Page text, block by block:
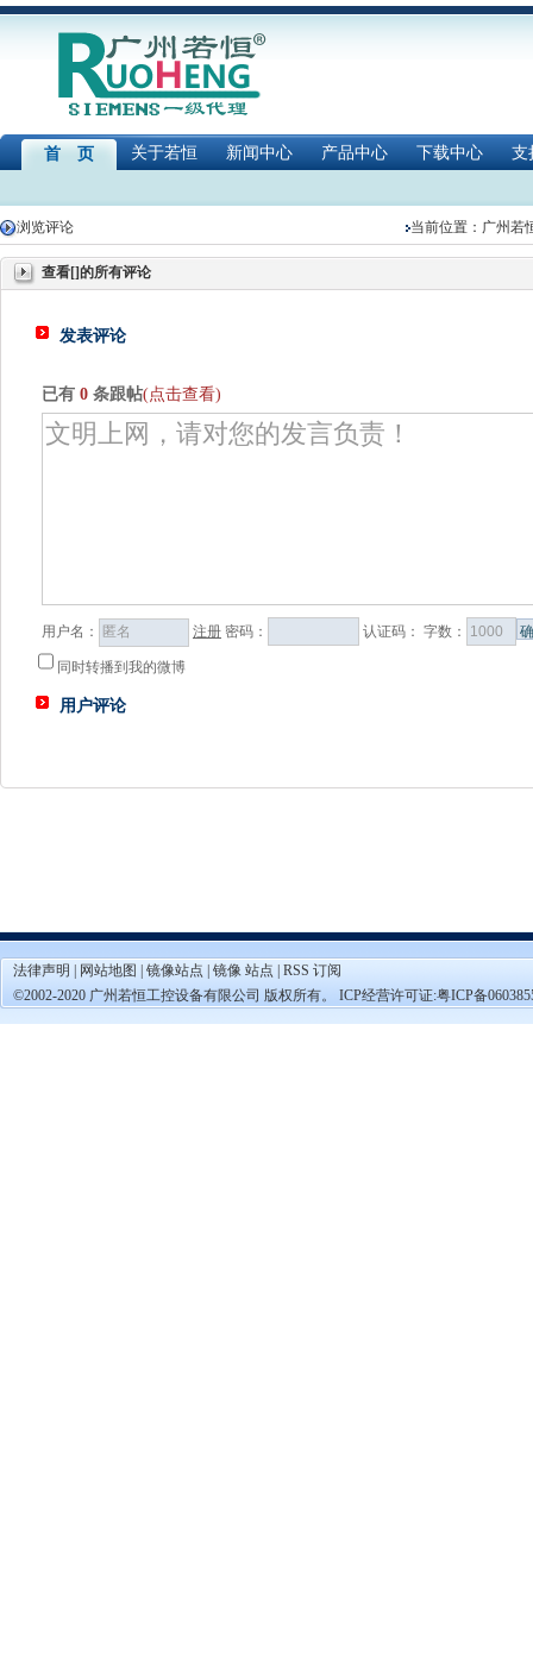
首 页 关于若恒 新闻中心 产品中心 下载中心 支
浏览评论 当前位置： 广州若
查看[]的所有评论
发表评论
已有 0 条跟帖(点击查看)
用户名： 注册 密码： 认证码： 字数：
同时转播到我的微博
用户评论
法律声明 网站地图 镜像站点 镜像 站点
RSS 订阅
©2002-2020 广州若恒工控设备有限公司 版权所有。 ICP经营许可证:粤ICP备